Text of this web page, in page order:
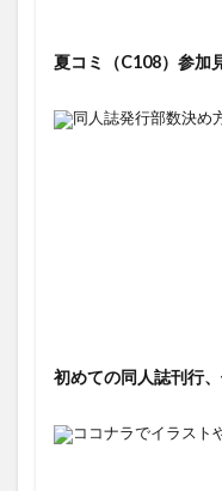
夏コミ（C108）参加
初めての同人誌刊行